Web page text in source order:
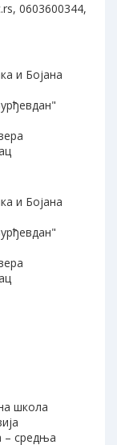
0603600344,
и Бојана
и Бојана
школа
– средња